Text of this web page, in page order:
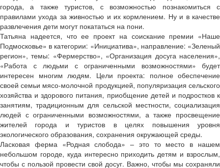
города, а также туристов, с возможностью познакомиться с
правилами ухода за живностью и их кормлением. Ну и в качестве
развлечения дети могут покататься на пони.
Татьяна надеется, что ее проект на соискание премии «Наше
Подмосковье» в категории: «Инициатива», направление: «Зеленый
регион», темы: «Фермерство», «Организация досуга населения»,
«Работа с людьми с ограниченными возможностями» будет
интересен многим людям. Цели проекта: полное обеспечение
своей семьи мясо-молочной продукцией, популяризация сельского
хозяйства и здорового питания, приобщение детей и подростков к
занятиям, традиционным для сельской местности, социализация
людей с ограниченными возможностями, а также просвещение
жителей города и туристов в целях повышения уровня
экологического образования, сохранения окружающей среды.
Ласковая ферма «Родная слобода» – это то место в нашем
небольшом городе, куда интересно приходить детям и взрослым,
чтобы с пользой провести свой досуг. Важно, чтобы мы сохраняли